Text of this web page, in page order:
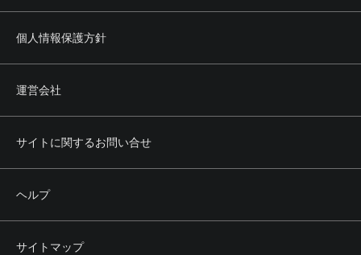
個人情報保護方針
運営会社
サイトに関するお問い合せ
ヘルプ
サイトマップ